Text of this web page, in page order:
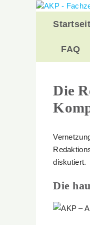
Zurück
Inhalt
FAQ
Die
diskutiert.
Die